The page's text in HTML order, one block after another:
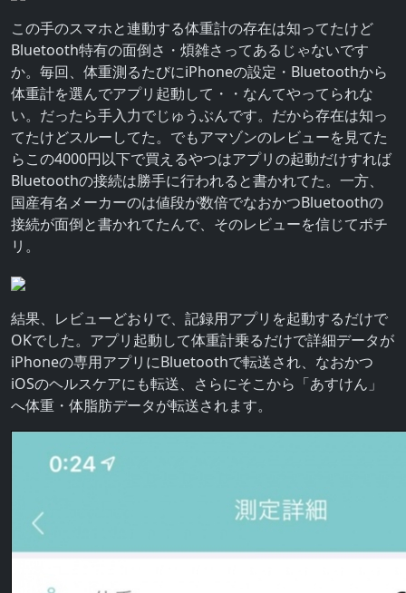
この手のスマホと連動する体重計の存在は知ってたけど
Bluetooth特有の面倒さ・煩雑さってあるじゃないです
か。毎回、体重測るたびにiPhoneの設定・Bluetoothから
体重計を選んでアプリ起動して・・なんてやってられな
い。だったら手入力でじゅうぶんです。だから存在は知っ
てたけどスルーしてた。でもアマゾンのレビューを見てた
らこの4000円以下で買えるやつはアプリの起動だけすれば
Bluetoothの接続は勝手に行われると書かれてた。一方、
国産有名メーカーのは値段が数倍でなおかつBluetoothの
接続が面倒と書かれてたんで、そのレビューを信じてポチ
リ。
結果、レビューどおりで、記録用アプリを起動するだけで
OKでした。アプリ起動して体重計乗るだけで詳細データが
iPhoneの専用アプリにBluetoothで転送され、なおかつ
iOSのヘルスケアにも転送、さらにそこから「あすけん」
へ体重・体脂肪データが転送されます。